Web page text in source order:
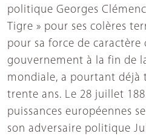
politique Georges
Tigre » pour ses colères
pour sa force de caractère
gouvernement à la fin de
mondiale, a pourtant déjà
trente ans. Le 28 juillet
puissances européennes
son adversaire politique